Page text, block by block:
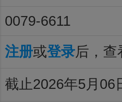
0079-6611
注册或登录后，查
截止2026年5月06